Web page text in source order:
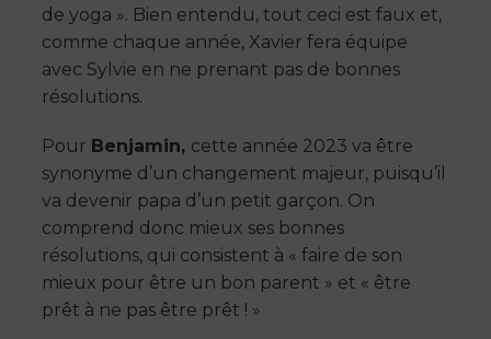
de yoga ». Bien entendu, tout ceci est faux et,
comme chaque année, Xavier fera équipe
avec Sylvie en ne prenant pas de bonnes
résolutions.
Pour Benjamin, cette année 2023 va être
synonyme d’un changement majeur, puisqu’il
va devenir papa d’un petit garçon. On
comprend donc mieux ses bonnes
résolutions, qui consistent à « faire de son
mieux pour être un bon parent » et « être
prêt à ne pas être prêt ! »